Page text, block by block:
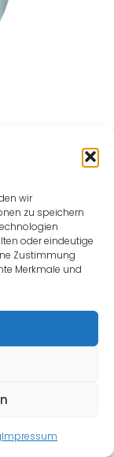
wir
zu speichern
oder eindeutige
Zustimmung
Merkmale und
Impressum